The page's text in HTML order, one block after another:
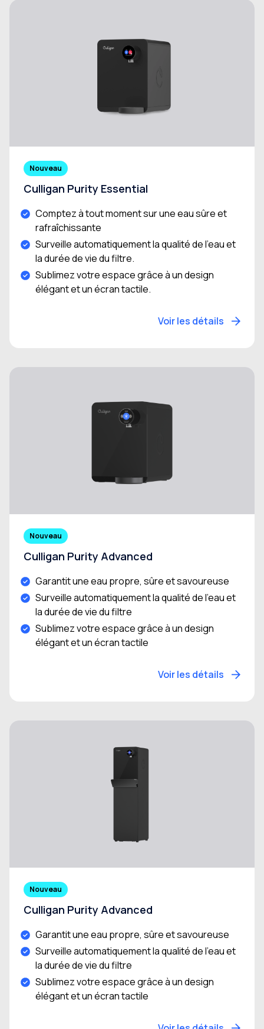
Nouveau
Culligan Purity Essential
Comptez à tout moment sur une eau sûre et
rafraîchissante
Surveille automatiquement la qualité de l’eau et
la durée de vie du filtre.
Sublimez votre espace grâce à un design
élégant et un écran tactile.
Voir les détails
Nouveau
Culligan Purity Advanced
Garantit une eau propre, sûre et savoureuse
Surveille automatiquement la qualité de l’eau et
la durée de vie du filtre
Sublimez votre espace grâce à un design
élégant et un écran tactile
Voir les détails
Nouveau
Culligan Purity Advanced
Garantit une eau propre, sûre et savoureuse
Surveille automatiquement la qualité de l’eau et
la durée de vie du filtre
Sublimez votre espace grâce à un design
élégant et un écran tactile